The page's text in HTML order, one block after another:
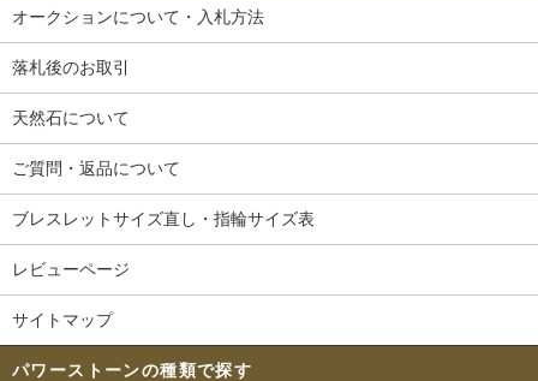
オークションについて・入札方法
落札後のお取引
天然石について
ご質問・返品について
ブレスレットサイズ直し・指輪サイズ表
レビューページ
サイトマップ
パワーストーンの種類で探す